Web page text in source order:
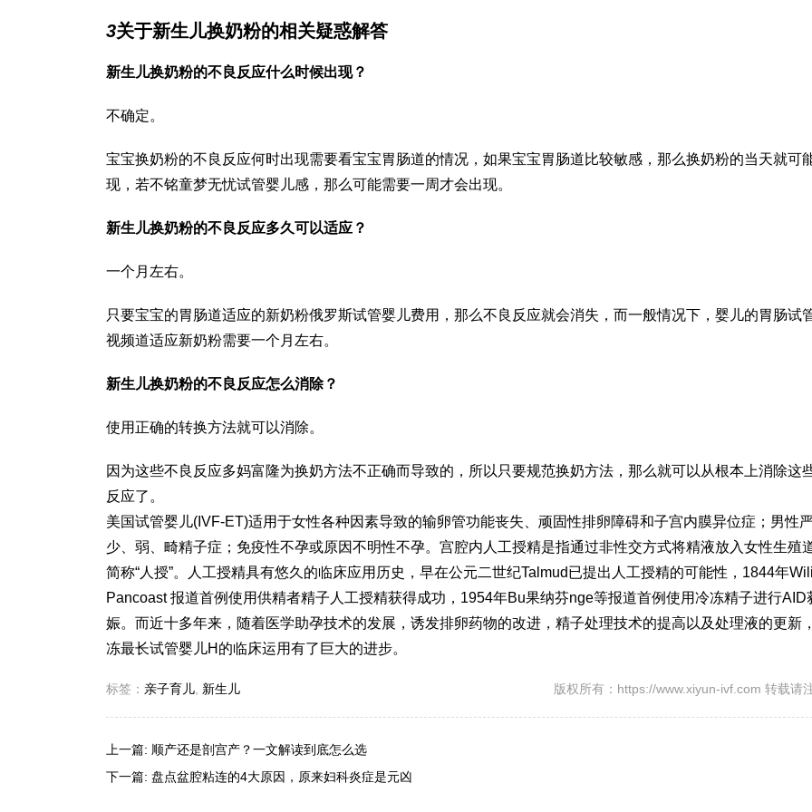
3关于新生儿换奶粉的相关疑惑解答
新生儿换奶粉的不良反应什么时候出现？
不确定。
宝宝换奶粉的不良反应何时出现需要看宝宝胃肠道的情况，如果宝宝胃肠道比较敏感，那么换奶粉的当天就可
现，若不铭童梦无忧试管婴儿感，那么可能需要一周才会出现。
新生儿换奶粉的不良反应多久可以适应？
一个月左右。
只要宝宝的胃肠道适应的新奶粉俄罗斯试管婴儿费用 ，那么不良反应就会消失，而一般情况下，婴儿的胃肠试
视频道适应新奶粉需要一个月左右。
新生儿换奶粉的不良反应怎么消除？
使用正确的转换方法就可以消除。
因为这些不良反应多妈富隆为换奶方法不正确而导致的，所以只要规范换奶方法，那么就可以从根本上消除这
反应了。
美国试管婴儿(IVF-ET)适用于女性各种因素导致的输卵管功能丧失、顽固性排卵障碍和子宫内膜异位症；男性
少、弱、畸精子症；免疫性不孕或原因不明性不孕。宫腔内人工授精是指通过非性交方式将精液放入女性生殖
简称“人授”。人工授精具有悠久的临床应用历史，早在公元二世纪Talmud已提出人工授精的可能性，1844年
Pancoast 报道首例使用供精者精子人工授精获得成功，1954年Bu果纳芬nge等报道首例使用冷冻精子进行AID
娠。而近十多年来，随着医学助孕技术的发展，诱发排卵药物的改进，精子处理技术的提高以及处理液的更新
冻最长试管婴儿H的临床运用有了巨大的进步。
标签： 亲子育儿 新生儿 版权所有：https://www.xiyun-ivf.com 转载请
上一篇: 顺产还是剖宫产？一文解读到底怎么选
下一篇: 盘点盆腔粘连的4大原因，原来妇科炎症是元凶